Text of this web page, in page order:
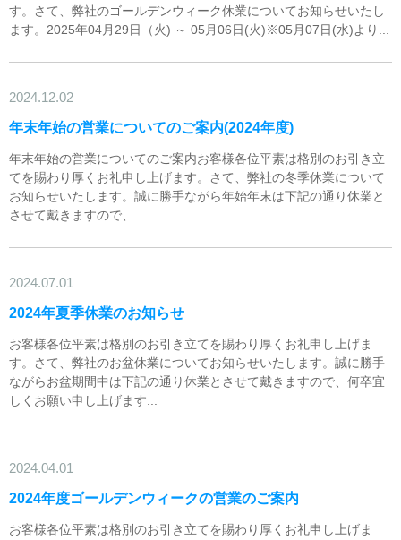
す。さて、弊社のゴールデンウィーク休業についてお知らせいたし
ます。2025年04月29日（火) ～ 05月06日(火)※05月07日(水)より...
2024.12.02
年末年始の営業についてのご案内(2024年度)
年末年始の営業についてのご案内お客様各位平素は格別のお引き立
てを賜わり厚くお礼申し上げます。さて、弊社の冬季休業について
お知らせいたします。誠に勝手ながら年始年末は下記の通り休業と
させて戴きますので、...
2024.07.01
2024年夏季休業のお知らせ
お客様各位平素は格別のお引き立てを賜わり厚くお礼申し上げま
す。さて、弊社のお盆休業についてお知らせいたします。誠に勝手
ながらお盆期間中は下記の通り休業とさせて戴きますので、何卒宜
しくお願い申し上げます...
2024.04.01
2024年度ゴールデンウィークの営業のご案内
お客様各位平素は格別のお引き立てを賜わり厚くお礼申し上げま